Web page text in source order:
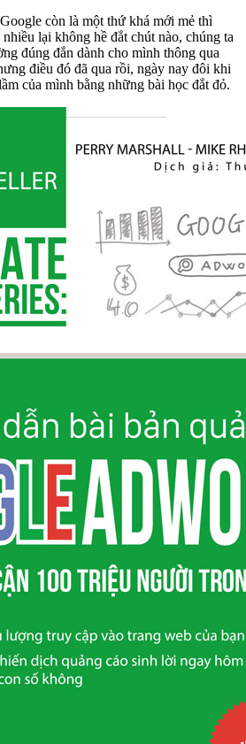
còn là một thứ khá mới mẻ thì
lại không hề đắt chút nào, chúng ta
đúng đắn dành cho mình thông qua
điều đó đã qua rồi, ngày nay đôi khi
của mình bằng những bài học đắt đỏ.